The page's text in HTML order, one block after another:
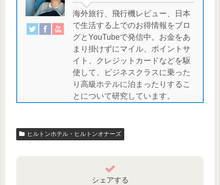
海外旅行、飛行機レビュー、日本
で生活する上でのお得情報をブロ
グとYouTubeで発信中。お金をあ
まり掛けずにマイル、ポイントサ
イト、クレジットカードなどを駆
使して、ビジネスクラスに乗った
り高級ホテルに泊まったりするこ
とについて研究しています。
ヒルトンホテル・ヒルトンオナーズ
シェアする